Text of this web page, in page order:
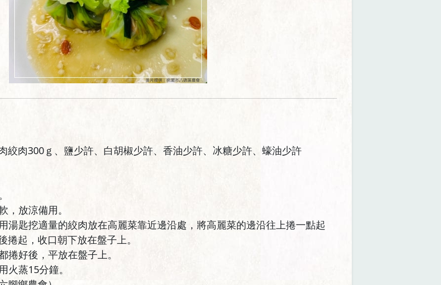
絞肉300ｇ、鹽少許、白胡椒少許、香油少許、冰糖少許、蠔油少許
，放涼備用。
湯匙挖適量的絞肉放在高麗菜靠近邊沿處，將高麗菜的邊沿往上捲一點起
起，收口朝下放在盤子上。
捲好後，平放在盤子上。
火蒸15分鐘。